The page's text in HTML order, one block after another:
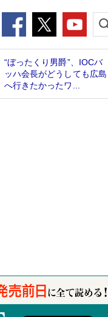
“ぼったくり男爵”、IOCバ
ッハ会長がどうしても広島
へ行きたかったワ...